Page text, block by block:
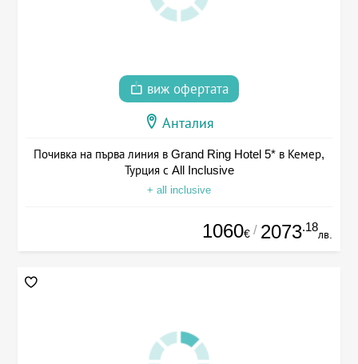
виж офертата
Анталия
Почивка на първа линия в Grand Ring Hotel 5* в Кемер,
Турция с All Inclusive
+ all inclusive
1060€ / 2073.18
лв.